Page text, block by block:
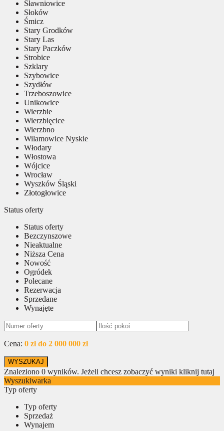
Sławniowice
Słoków
Śmicz
Stary Grodków
Stary Las
Stary Paczków
Strobice
Szklary
Szybowice
Szydłów
Trzeboszowice
Unikowice
Wierzbie
Wierzbięcice
Wierzbno
Wilamowice Nyskie
Włodary
Włostowa
Wójcice
Wrocław
Wyszków Śląski
Złotogłowice
Status oferty
Status oferty
Bezczynszowe
Nieaktualne
Niższa Cena
Nowość
Ogródek
Polecane
Rezerwacja
Sprzedane
Wynajęte
Cena: 0 zł do 2 000 000 zł
Znaleziono 0 wyników. Jeżeli chcesz zobaczyć wyniki kliknij tutaj
Wyszukiwarka
Typ oferty
Typ oferty
Sprzedaż
Wynajem